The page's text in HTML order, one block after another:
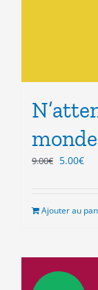
9.00€ Le
5.00€Le
Ajouter au